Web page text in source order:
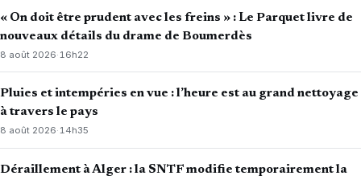
« On doit être prudent avec les freins » : Le Parquet livre de
nouveaux détails du drame de Boumerdès
8 août 2026· 16h22
Pluies et intempéries en vue : l’heure est au grand nettoyage
à travers le pays
8 août 2026·14h35
Déraillement à Alger : la SNTF modifie temporairement la